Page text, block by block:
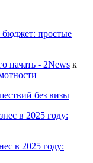
бюджет: простые
начать - 2News к
без визы
в 2025 году:
в 2025 году: